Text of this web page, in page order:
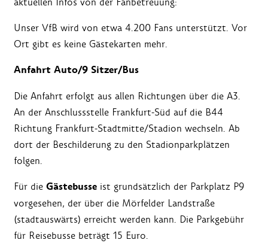
Unser VfB wird von etwa 4.200 Fans unterstützt. Vor
Ort gibt es keine Gästekarten mehr.
Anfahrt Auto/9 Sitzer/Bus
Die Anfahrt erfolgt aus allen Richtungen über die A3.
An der Anschlussstelle Frankfurt-Süd auf die B44
Richtung Frankfurt-Stadtmitte/Stadion wechseln. Ab
dort der Beschilderung zu den Stadionparkplätzen
folgen.
Für die Gästebusse ist grundsätzlich der Parkplatz P9
vorgesehen, der über die Mörfelder Landstraße
(stadtauswärts) erreicht werden kann. Die Parkgebühr
für Reisebusse beträgt 15 Euro.